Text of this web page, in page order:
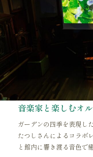
音楽家と楽しむオ
ガーデンの四季を表現し
たつしさんによるコラボ
と館内に響き渡る音色で